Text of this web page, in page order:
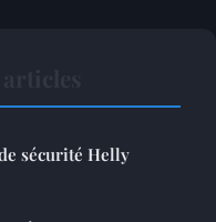
sécurité Helly